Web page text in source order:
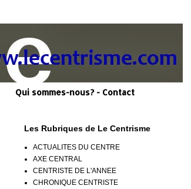
Qui sommes-nous? - Contact
Les Rubriques de Le Centrisme
ACTUALITES DU CENTRE
AXE CENTRAL
CENTRISTE DE L'ANNEE
CHRONIQUE CENTRISTE